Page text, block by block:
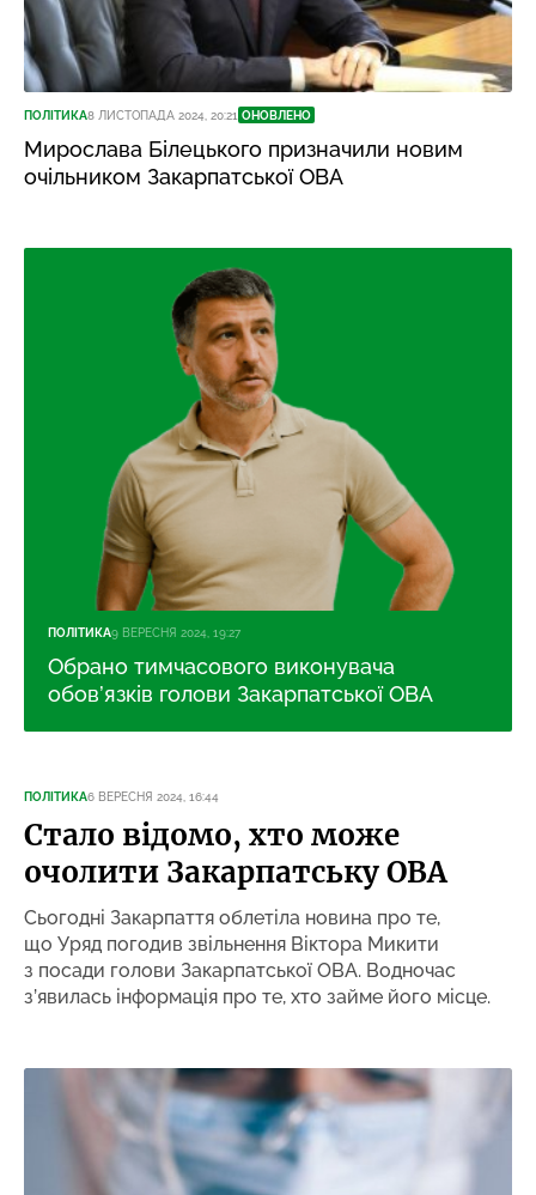
ПОЛІТИКА8 ЛИСТОПАДА 2024, 20:21 ОНОВЛЕНО
Мирослава Білецького призначили новим
очільником Закарпатської ОВА
ПОЛІТИКА9 ВЕРЕСНЯ 2024, 19:27
Обрано тимчасового виконувача
обов’язків голови Закарпатської ОВА
ПОЛІТИКА6 ВЕРЕСНЯ 2024, 16:44
Стало відомо, хто може
очолити Закарпатську ОВА
Сьогодні Закарпаття облетіла новина про те,
що Уряд погодив звільнення Віктора Микити
з посади голови Закарпатської ОВА. Водночас
з’явилась інформація про те, хто займе його місце.